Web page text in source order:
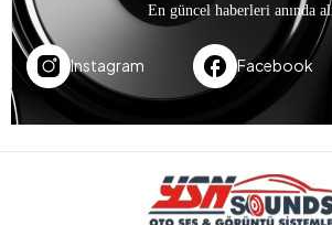
En güncel haberleri anında
Instagram Facebook